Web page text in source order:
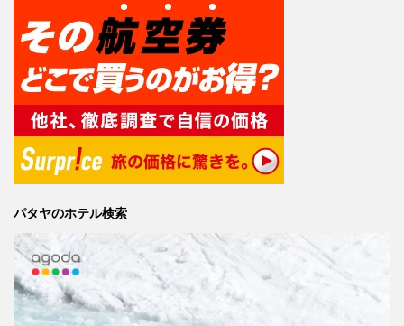
パタヤのホテル検索